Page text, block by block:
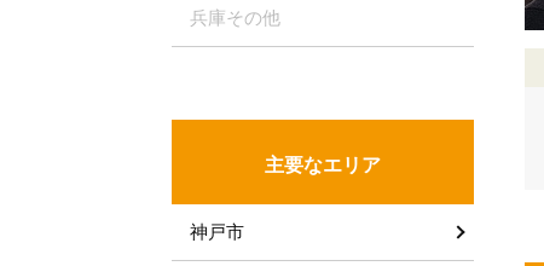
兵庫その他
主要なエリア
神戸市